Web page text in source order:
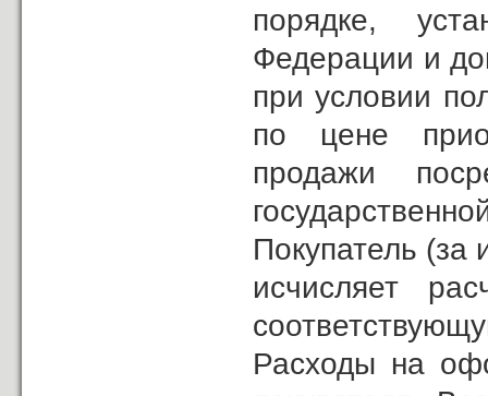
порядке,
Федерации и
при условии
по цене
продажи
Покупатель (за
исчисляет
Расходы на